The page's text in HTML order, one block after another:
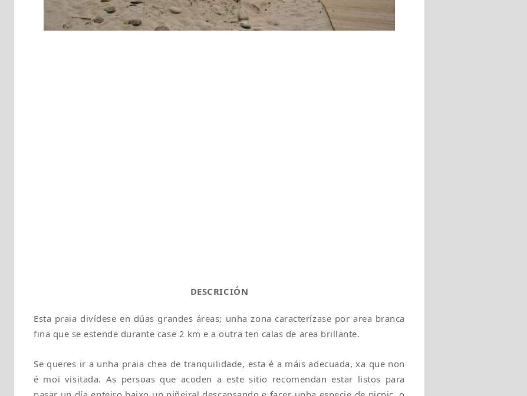
DESCRICIÓN
Esta praia divídese en dúas grandes áreas; unha zona caracterízase por area branca
fina que se estende durante case 2 km e a outra ten calas de area brillante.
Se queres ir a unha praia chea de tranquilidade, esta é a máis adecuada, xa que non
é moi visitada. As persoas que acoden a este sitio recomendan estar listos para